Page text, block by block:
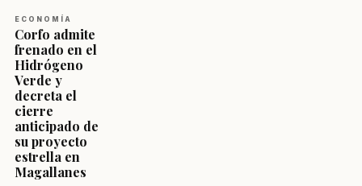
ECONOMÍA
Corfo admite
frenado en el
Hidrógeno
Verde y
decreta el
cierre
anticipado de
su proyecto
estrella en
Magallanes